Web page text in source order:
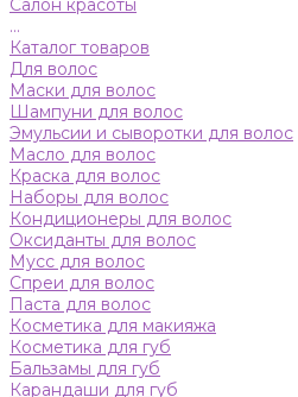
Салон красоты
...
Каталог товаров
Для волос
Маски для волос
Шампуни для волос
Эмульсии и сыворотки для волос
Масло для волос
Краска для волос
Наборы для волос
Кондиционеры для волос
Оксиданты для волос
Мусс для волос
Спреи для волос
Паста для волос
Косметика для макияжа
Косметика для губ
Бальзамы для губ
Карандаши для губ